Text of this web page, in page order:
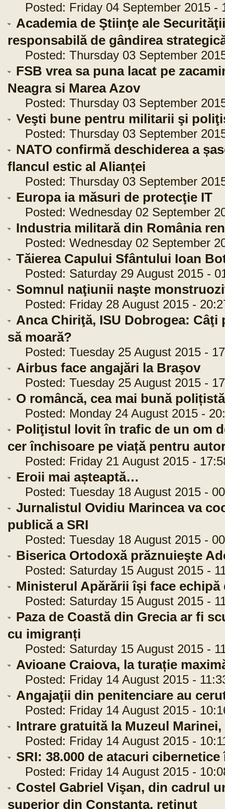
Posted: Friday 04 September 2015 -
Academia de Ştiinţe ale
responsabilă de gândirea
Posted: Thursday 03 September
FSB vrea sa puna lacat pe
Neagra si Marea Azov
Posted: Thursday 03 September
Veşti bune pentru militarii şi
Posted: Thursday 03 September
NATO confirmă deschiderea a
flancul estic al Alianței
Posted: Thursday 03 September
Europa ia măsuri de protecţie IT
Posted: Wednesday 02 September
Industria militară din România
Posted: Wednesday 02 September
Tăierea Capului Sfântului Ioan
Posted: Saturday 29 August 2015 -
Somnul naţiunii naşte
Posted: Friday 28 August 2015 -
Anca Chiriţă, ISU Dobrogea:
să moară?
Posted: Tuesday 25 August 2015 -
Airbus face angajări la Braşov
Posted: Tuesday 25 August 2015 -
O româncă, cea mai bună
Posted: Monday 24 August 2015 -
Poliţistul lovit în trafic de un om
cer închisoare pe viață pentru
Posted: Friday 21 August 2015 -
Eroii mai așteaptă…
Posted: Tuesday 18 August 2015 -
Jurnalistul Ovidiu Marincea va
publică a SRI
Posted: Tuesday 18 August 2015 -
Biserica Ortodoxă prăznuieşte
Posted: Saturday 15 August 2015 -
Ministerul Apărării își face echipă
Posted: Saturday 15 August 2015 -
Paza de Coastă din Grecia ar fi
cu imigranți
Posted: Saturday 15 August 2015 -
Avioane Craiova, la turație
Posted: Friday 14 August 2015 -
Angajaţii din penitenciare au
Posted: Friday 14 August 2015 -
Intrare gratuită la Muzeul
Posted: Friday 14 August 2015 -
SRI: 38.000 de atacuri
Posted: Friday 14 August 2015 -
Costel Gabriel Vişan, din cadrul
superior din Constanţa, reținut